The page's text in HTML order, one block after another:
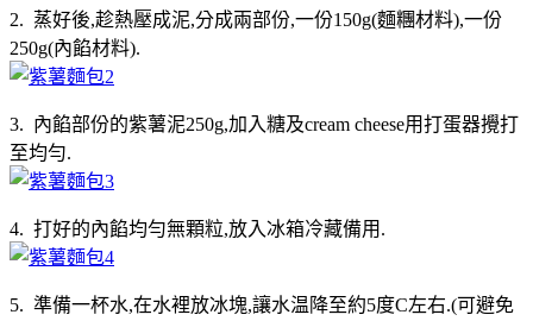
2. 蒸好後,趁熱壓成泥,分成兩部份,一份150g(麵糰材料),一份
250g(內餡材料).
3. 內餡部份的紫薯泥250g,加入糖及cream cheese用打蛋器攪打
至均勻.
4. 打好的內餡均勻無顆粒,放入冰箱冷藏備用.
5. 準備一杯水,在水裡放冰塊,讓水温降至約5度C左右.(可避免